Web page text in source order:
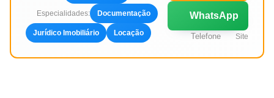
Especialidades: Documentação
Jurídico Imobiliário Locação
WhatsApp
Telefone Site